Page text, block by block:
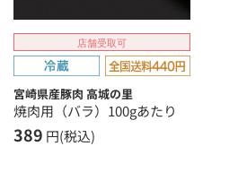
店舗受取可
宮崎県産豚肉 高城の里
焼肉用（バラ）100gあたり
389 円(税込)